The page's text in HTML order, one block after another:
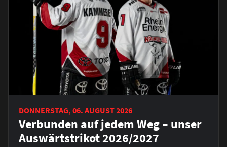
DONNERSTAG, 06. AUGUST 2026
Verbunden auf jedem Weg – unser
Auswärtstrikot 2026/2027